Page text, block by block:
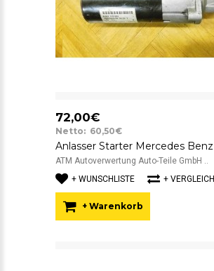
72,00€
Netto: 60,50€
ATM Autoverwertung Auto-Teile GmbH ..
+ WUNSCHLISTE
+ VERGLEICH
+ Warenkorb